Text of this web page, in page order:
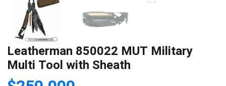
Leatherman 850022 MUT Military
Multi Tool with Sheath